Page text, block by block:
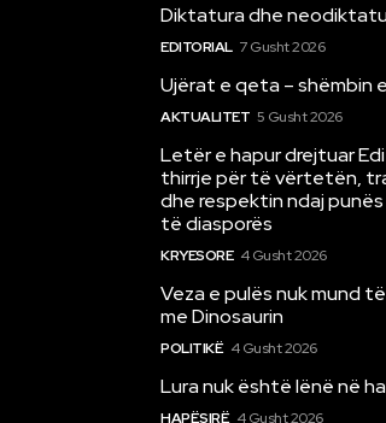
Diktatura dhe
EDITORIAL 7 Gusht 2026
Ujërat e qeta – shëmbin
AKTUALITET 5 Gusht 2026
Letër e hapur drejtuar Edi
thirrje për të vërtetën,
dhe respektin ndaj
të diasporës
KRYESORE 4 Gusht 2026
Veza e pulës nuk mund
me Dinosaurin
POLITIKË 4 Gusht 2026
Lura nuk është lënë në
HAPËSIRË 4 Gusht 2026